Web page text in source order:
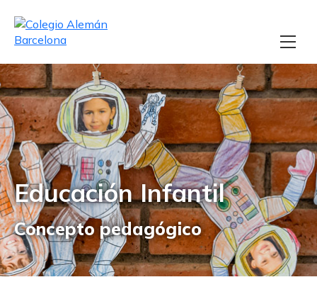
Educación Infantil
Concepto pedagógico